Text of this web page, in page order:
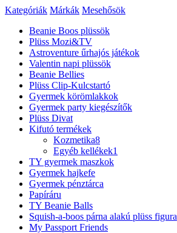
Kategóriák Márkák Mesehősök
Beanie Boos plüssök
Plüss Mozi&TV
Astroventure űrhajós játékok
Valentin napi plüssök
Beanie Bellies
Plüss Clip-Kulcstartó
Gyermek körömlakkok
Gyermek party kiegészítők
Plüss Divat
Kifutó termékek
Kozmetika8
Egyéb kellékek1
TY gyermek maszkok
Gyermek hajkefe
Gyermek pénztárca
Papíráru
TY Beanie Balls
Squish-a-boos párna alakú plüss figura
My Passport Friends